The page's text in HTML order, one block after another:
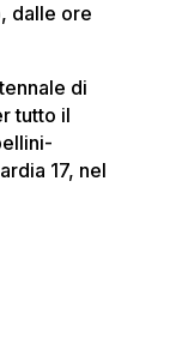
dalle ore
di
tutto il
17, nel